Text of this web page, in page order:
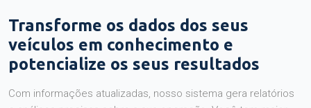
Transforme os dados dos seus
veículos em conhecimento e
potencialize os seus resultados
Com informações atualizadas, nosso sistema gera relatórios